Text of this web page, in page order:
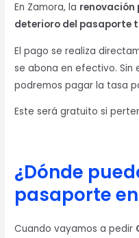
En Zamora, la renovación
deterioro del pasaporte
El pago se realiza
se abona en efectivo. Sin
podremos pagar la tasa
Este será gratuito si
¿Dónde
pasaporte
Cuando vayamos a pedir